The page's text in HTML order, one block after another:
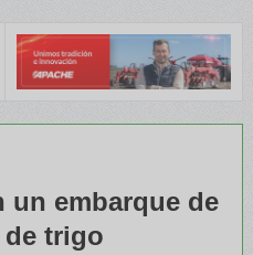
un embarque de
de trigo